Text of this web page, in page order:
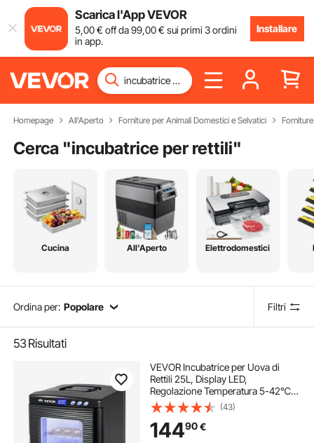
Scarica l'App VEVOR
5,00€ off da99,00€ sui primi 3 ordini
in app.
Installare
Homepage All'Aperto Forniture per Animali Domestici e Selvatici
Cerca "incubatrice per rettili"
Cucina All'Aperto Elettrodomestici
Ordina per: Popolare Filtri
53Risultati
VEVOR Incubatrice per Uova di
Rettili 25L, Display LED,
Regolazione Temperatura 5-42℃,
Riscaldamento e Raffreddamento,
220V, per Laboratorio e Cova Uova
(43)
14490€